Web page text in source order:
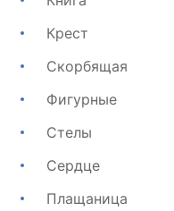
Крест
Скорбящая
Фигурные
Стелы
Сердце
Плащаница